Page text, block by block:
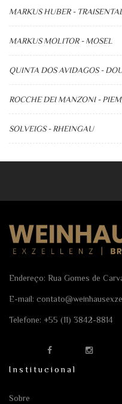
MARKUS HUBER -
MARKUS MOLITOR - MOSEL
QUINTA DOS AVIDAGOS -
ROCCHE DEI MANZONI -
SOLVEIGS - RHEINGAU
Endereço: Rua Gomes de
E-mail:
Telefone: +55 (11) 3842-8814
Institucional
Sobre